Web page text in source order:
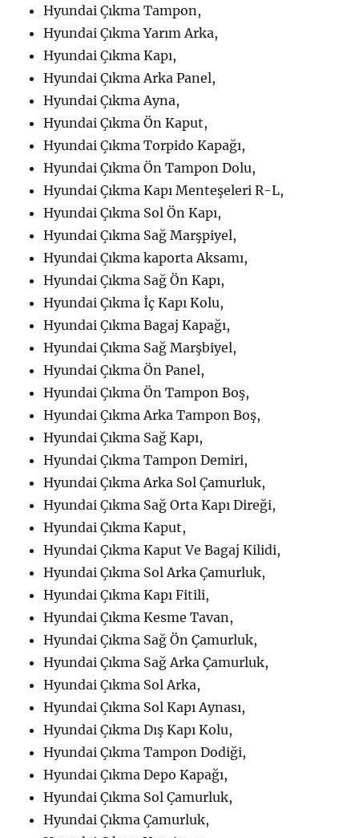
Hyundai Çıkma Tampon,
Hyundai Çıkma Yarım Arka,
Hyundai Çıkma Kapı,
Hyundai Çıkma Arka Panel,
Hyundai Çıkma Ayna,
Hyundai Çıkma Ön Kaput,
Hyundai Çıkma Torpido Kapağı,
Hyundai Çıkma Ön Tampon Dolu,
Hyundai Çıkma Kapı Menteşeleri R-L,
Hyundai Çıkma Sol Ön Kapı,
Hyundai Çıkma Sağ Marşpiyel,
Hyundai Çıkma kaporta Aksamı,
Hyundai Çıkma Sağ Ön Kapı,
Hyundai Çıkma İç Kapı Kolu,
Hyundai Çıkma Bagaj Kapağı,
Hyundai Çıkma Sağ Marşbiyel,
Hyundai Çıkma Ön Panel,
Hyundai Çıkma Ön Tampon Boş,
Hyundai Çıkma Arka Tampon Boş,
Hyundai Çıkma Sağ Kapı,
Hyundai Çıkma Tampon Demiri,
Hyundai Çıkma Arka Sol Çamurluk,
Hyundai Çıkma Sağ Orta Kapı Direği,
Hyundai Çıkma Kaput,
Hyundai Çıkma Kaput Ve Bagaj Kilidi,
Hyundai Çıkma Sol Arka Çamurluk,
Hyundai Çıkma Kapı Fitili,
Hyundai Çıkma Kesme Tavan,
Hyundai Çıkma Sağ Ön Çamurluk,
Hyundai Çıkma Sağ Arka Çamurluk,
Hyundai Çıkma Sol Arka,
Hyundai Çıkma Sol Kapı Aynası,
Hyundai Çıkma Dış Kapı Kolu,
Hyundai Çıkma Tampon Dodiği,
Hyundai Çıkma Depo Kapağı,
Hyundai Çıkma Sol Çamurluk,
Hyundai Çıkma Çamurluk,